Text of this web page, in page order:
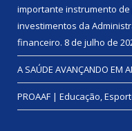
importante instrumento
investimentos da
financeiro. 8 de julho de
A SAÚDE AVANÇANDO EM
PROAAF | Educação,